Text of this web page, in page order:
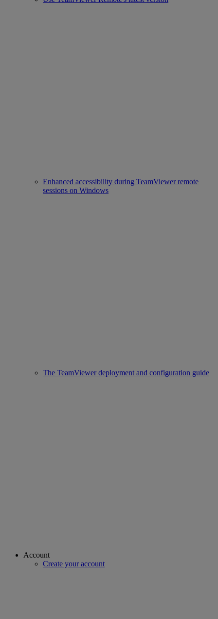
Enhanced accessibility during TeamViewer remote
sessions on Windows
The TeamViewer deployment and configuration guide
Account
Create your account